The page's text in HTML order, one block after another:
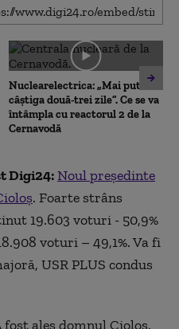
Nuclearelectrica: „Mai putem
câștiga două-trei zile”. Ce se va
întâmpla cu reactorul 2 de la
Cernavodă
Digi24:Noul președinte
. Foarte strâns
19.603 voturi - 50,9%
voturi – 49,1%. Va fi
USR PLUS condus
fost ales domnul Cioloș.